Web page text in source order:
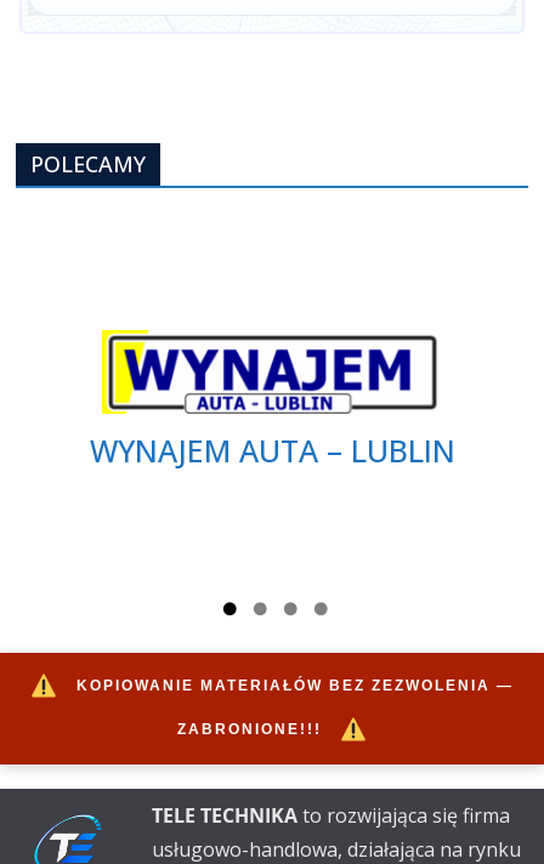
POLECAMY
WYNAJEM AUTA – LUBLIN
KOPIOWANIE MATERIAŁÓW BEZ ZEZWOLENIA —
ZABRONIONE!!!
TELE TECHNIKAto rozwijająca się firma
usługowo-handlowa, działająca na rynku